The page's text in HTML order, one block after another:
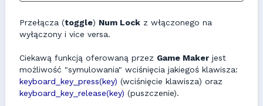
Przełącza (toggle) Num Lock z włączonego na
wyłączony i vice versa.
Ciekawą funkcją oferowaną przez Game Maker jest
możliwość "symulowania" wciśnięcia jakiegoś klawisza:
keyboard_key_press(key) (wciśnięcie klawisza) oraz
keyboard_key_release(key) (puszczenie).